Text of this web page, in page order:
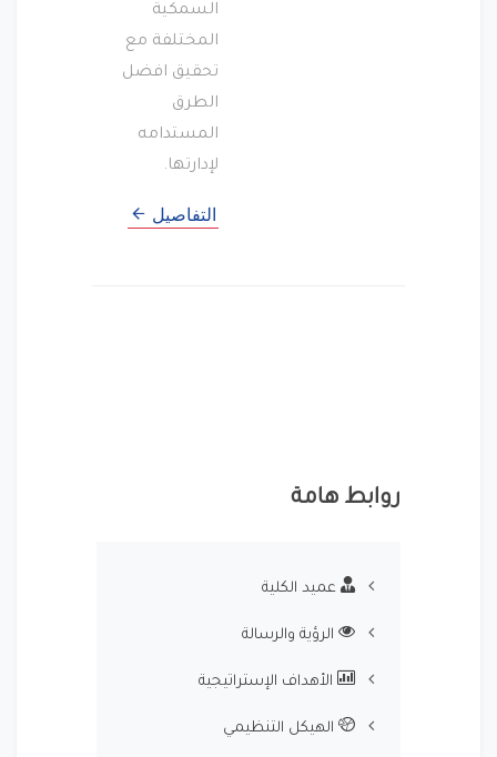
السمكية
المختلفة مع
تحقيق افضل
الطرق
المستدامه
لإدارتها.
التفاصيل
روابط هامة
عميد الكلية
الرؤية والرسالة
الأهداف الإستراتيجية
الهيكل التنظيمي